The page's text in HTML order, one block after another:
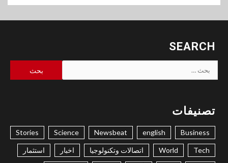
SEARCH
البحث
عن:
تصنيفات
Business
english
Newsbeat
Science
Stories
Tech
World اتصالات وتكنولوجيا اخبار استثمار